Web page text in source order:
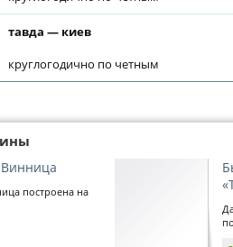
тавда — киев
круглогодично по четным
построена на